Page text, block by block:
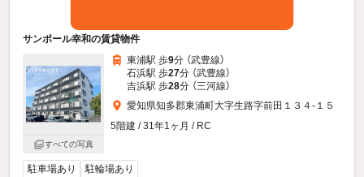
サンポール幸和の賃貸物件
すべての写真
東浦駅 歩9分 （武豊線）
石浜駅 歩27分 （武豊線）
吉浜駅 歩28分 （三河線）
愛知県知多郡東浦町大字生路字前田１３４-１５
5階建 / 31年1ヶ月 / RC
駐車場あり 駐輪場あり